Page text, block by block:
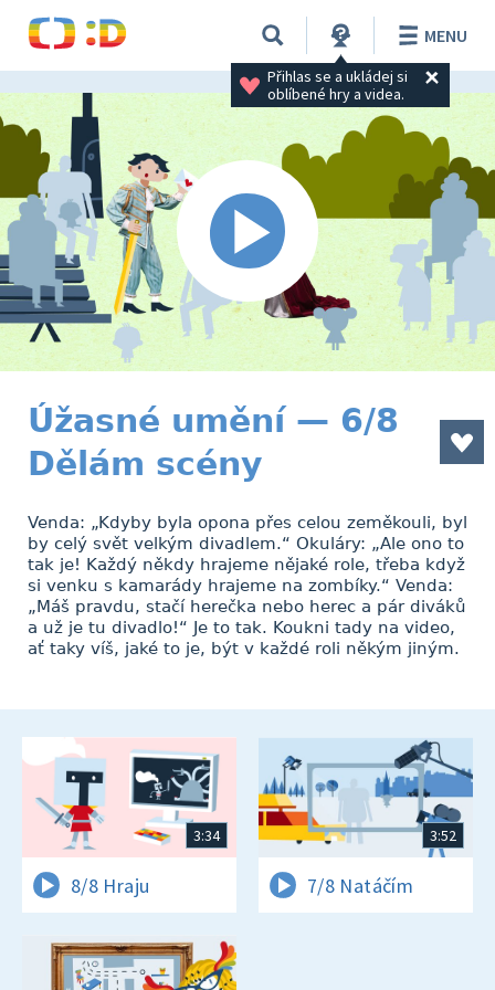
Přihlas se a ukládej si
oblíbené hry a videa.
MENU
Úžasné umění — 6/8
Dělám scény
Venda: „Kdyby byla opona přes celou zeměkouli, byl
by celý svět velkým divadlem.“ Okuláry: „Ale ono to
tak je! Každý někdy hrajeme nějaké role, třeba když
si venku s kamarády hrajeme na zombíky.“ Venda:
„Máš pravdu, stačí herečka nebo herec a pár diváků
a už je tu divadlo!“ Je to tak. Koukni tady na video,
ať taky víš, jaké to je, být v každé roli někým jiným.
3:34
8/8 Hraju
3:52
7/8 Natáčím